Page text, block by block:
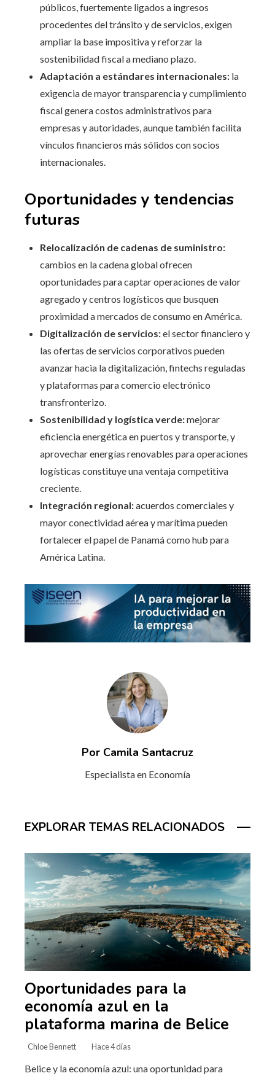
públicos, fuertemente ligados a ingresos
procedentes del tránsito y de servicios, exigen
ampliar la base impositiva y reforzar la
sostenibilidad fiscal a mediano plazo.
Adaptación a estándares internacionales: la
exigencia de mayor transparencia y cumplimiento
fiscal genera costos administrativos para
empresas y autoridades, aunque también facilita
vínculos financieros más sólidos con socios
internacionales.
Oportunidades y tendencias
futuras
Relocalización de cadenas de suministro:
cambios en la cadena global ofrecen
oportunidades para captar operaciones de valor
agregado y centros logísticos que busquen
proximidad a mercados de consumo en América.
Digitalización de servicios:el sector financiero y
las ofertas de servicios corporativos pueden
avanzar hacia la digitalización, fintechs reguladas
y plataformas para comercio electrónico
transfronterizo.
Sostenibilidad y logística verde:mejorar
eficiencia energética en puertos y transporte, y
aprovechar energías renovables para operaciones
logísticas constituye una ventaja competitiva
creciente.
Integración regional:acuerdos comerciales y
mayor conectividad aérea y marítima pueden
fortalecer el papel de Panamá como hub para
América Latina.
Por Camila Santacruz
Especialista en Economía
EXPLORAR TEMAS RELACIONADOS
Oportunidades para la
economía azul en la
plataforma marina de Belice
Chloe Bennett Hace 4 días
Belice y la economía azul: una oportunidad para